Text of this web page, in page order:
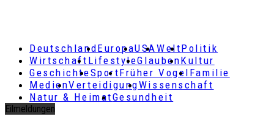
DeutschlandEuropaUSAWeltPolitik
Wirtschaft LifestyleGlaubenKultur
GeschichteSportFrüher Vogel Familie
MedienVerteidigungWissenschaft
Natur & HeimatGesundheit
Eilmeldungen